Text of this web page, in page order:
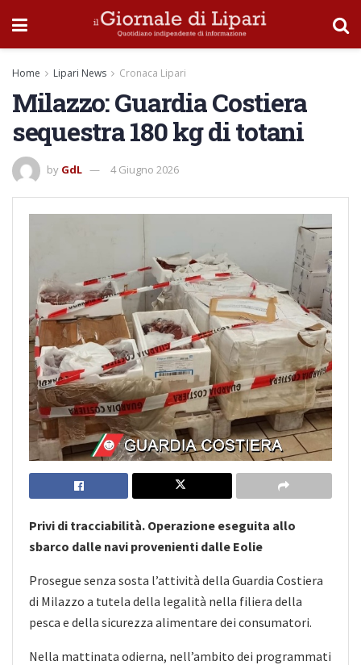
Home Lipari News Cronaca Lipari
Milazzo: Guardia Costiera
sequestra 180 kg di totani
by GdL 4 Giugno 2026
Privi di tracciabilità. Operazione eseguita allo
sbarco dalle navi provenienti dalle Eolie
Prosegue senza sosta l’attività della Guardia Costiera
di Milazzo a tutela della legalità nella filiera della
pesca e della sicurezza alimentare dei consumatori.
Nella mattinata odierna, nell’ambito dei programmati